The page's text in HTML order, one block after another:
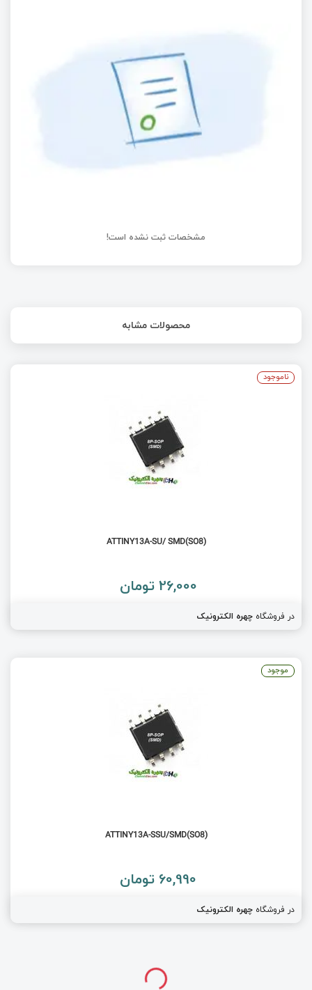
استفاده کنیم؟ (بخش دوم)
AVR چیست؟ + تاریخچه و بررسی تخصصی و معرفی
مشخصات ثبت نشده است!
محصولات مشابه
(ATTINY13A-SU/ SMD(SO8
26,000 تومان
در فروشگاه چهره الکترونیک
ناموجود
(ATTINY13A-SSU/SMD(SO8
60,990 تومان
در فروشگاه چهره الکترونیک
موجود